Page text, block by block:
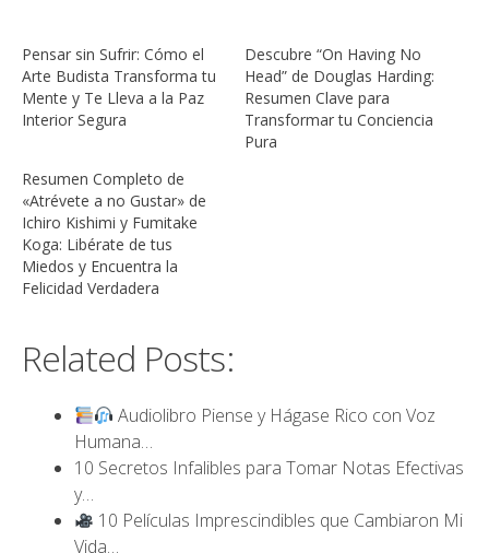
Pensar sin Sufrir: Cómo el
Arte Budista Transforma tu
Mente y Te Lleva a la Paz
Interior Segura
Descubre “On Having No
Head” de Douglas Harding:
Resumen Clave para
Transformar tu Conciencia
Pura
Resumen Completo de
«Atrévete a no Gustar» de
Ichiro Kishimi y Fumitake
Koga: Libérate de tus
Miedos y Encuentra la
Felicidad Verdadera
Related Posts:
Audiolibro Piense y Hágase Rico con Voz
Humana…
10 Secretos Infalibles para Tomar Notas Efectivas
y…
10 Películas Imprescindibles que Cambiaron Mi
Vida…